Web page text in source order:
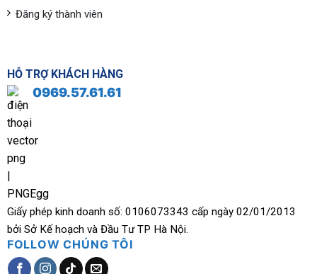
Đăng ký thành viên
HỖ TRỢ KHÁCH HÀNG
0969.57.61.61
Giấy phép kinh doanh số: 0106073343 cấp ngày 02/01/2013
bởi Sở Kế hoạch và Đầu Tư TP Hà Nội.
FOLLOW CHÚNG TÔI